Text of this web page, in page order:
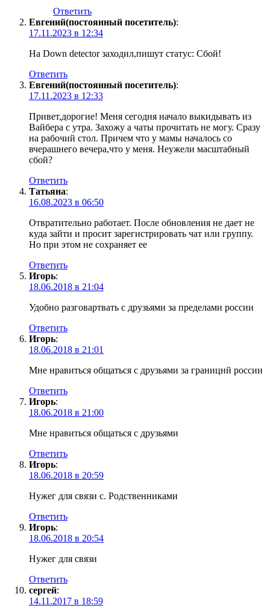
Ответить
Евгений(постоянный посетитель):
17.11.2023 в 12:34
На Down detector заходил,пишут статус: Сбой!
Ответить
Евгений(постоянный посетитель):
17.11.2023 в 12:33
Привет,дорогие! Меня сегодня начало выкидывать из
Вайбера с утра. Захожу а чаты прочитать не могу. Сразу
на рабочий стол. Причем что у мамы началось со
вчерашнего вечера,что у меня. Неужели масштабный
сбой?
Ответить
Татьяна:
16.08.2023 в 06:50
Отвратительно работает. После обновления не дает не
куда зайти и просит зарегистрировать чат или группу.
Но при этом не сохраняет ее
Ответить
Игорь:
18.06.2018 в 21:04
Удобно разговартвать с друзьями за пределами россии
Ответить
Игорь:
18.06.2018 в 21:01
Мне нравиться общаться с друзьями за границнй россии
Ответить
Игорь:
18.06.2018 в 21:00
Мне нравиться общаться с друзьями
Ответить
Игорь:
18.06.2018 в 20:59
Нужег для связи с. Родственниками
Ответить
Игорь:
18.06.2018 в 20:54
Нужег для связи
Ответить
сергей:
14.11.2017 в 18:59